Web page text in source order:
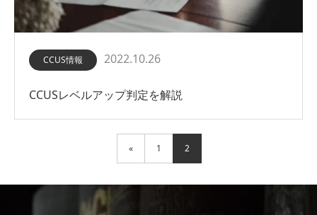
CCUS情報 2022.10.26
CCUSレベルアップ判定を解説
« 1 2